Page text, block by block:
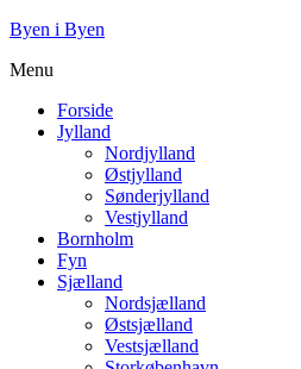
Byen i Byen
Menu
Forside
Jylland
Nordjylland
Østjylland
Sønderjylland
Vestjylland
Bornholm
Fyn
Sjælland
Nordsjælland
Østsjælland
Vestsjælland